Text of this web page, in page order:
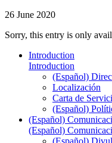
26 June 2020
Sorry, this entry is only
Introduction
Introduction
(Español)
Localización
Carta de
(Español)
(Español)
(Español)
(Español)